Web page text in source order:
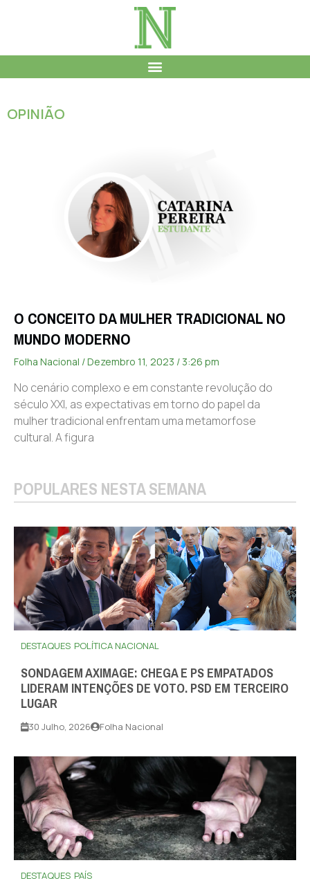
OPINIÃO
O CONCEITO DA MULHER TRADICIONAL NO
MUNDO MODERNO
Folha Nacional Dezembro 11, 2023 3:26 pm
No cenário complexo e em constante revolução do
século XXI, as expectativas em torno do papel da
mulher tradicional enfrentam uma metamorfose
cultural. A figura
POPULARES NESTA SEMANA
DESTAQUES POLÍTICA NACIONAL
SONDAGEM AXIMAGE: CHEGA E PS EMPATADOS
LIDERAM INTENÇÕES DE VOTO. PSD EM TERCEIRO
LUGAR
30 Julho, 2026 Folha Nacional
DESTAQUES PAÍS